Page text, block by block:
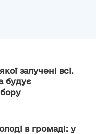
залучені всі.
будує
в громаді: у